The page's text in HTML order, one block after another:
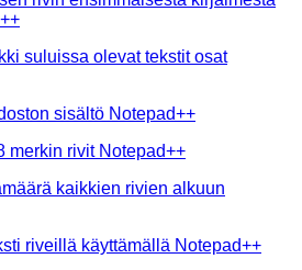
suluissa olevat tekstit osat
sisältö Notepad++
merkin rivit Notepad++
kaikkien rivien alkuun
riveillä käyttämällä Notepad++